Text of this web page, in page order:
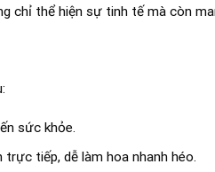
chỉ thể hiện sự tinh tế mà còn
sức khỏe.
tiếp, dễ làm hoa nhanh héo.